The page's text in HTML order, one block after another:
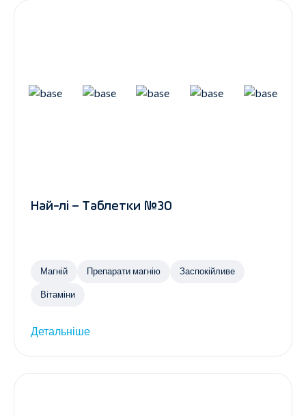
Най-лі – Таблетки №30
Магній Препарати магнію Заспокійливе
Вітаміни
Детальніше